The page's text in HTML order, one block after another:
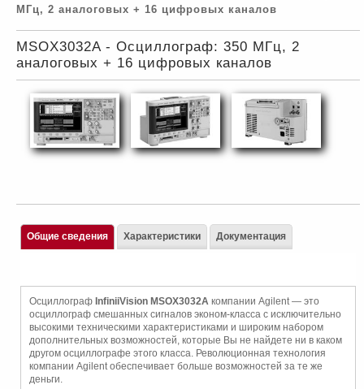
МГц, 2 аналоговых + 16 цифровых каналов
MSOX3032A - Осциллограф: 350 МГц, 2
аналоговых + 16 цифровых каналов
Общие сведения
Осциллограф InfiniiVision MSOX3032A компании Agilent — это
осциллограф смешанных сигналов эконом-класса с исключительно
высокими техническими характеристиками и широким набором
дополнительных возможностей, которые Вы не найдете ни в каком
другом осциллографе этого класса. Революционная технология
компании Agilent обеспечивает больше возможностей за те же
деньги.
Характеристики Документация